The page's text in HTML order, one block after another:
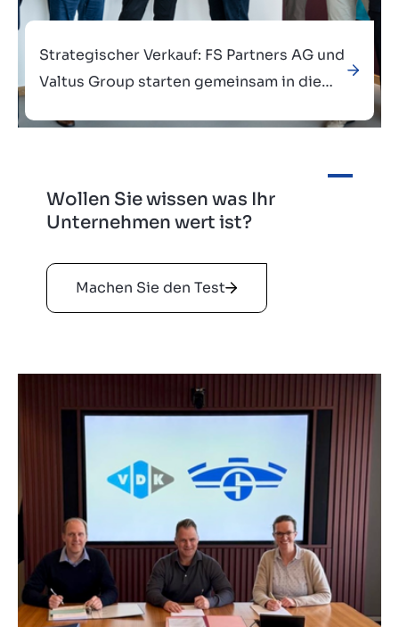
Strategischer Verkauf: FS Partners AG und
Valtus Group starten gemeinsam in die
Verkauft an
Wollen Sie wissen was Ihr
Unternehmen wert ist?
Machen Sie den Test